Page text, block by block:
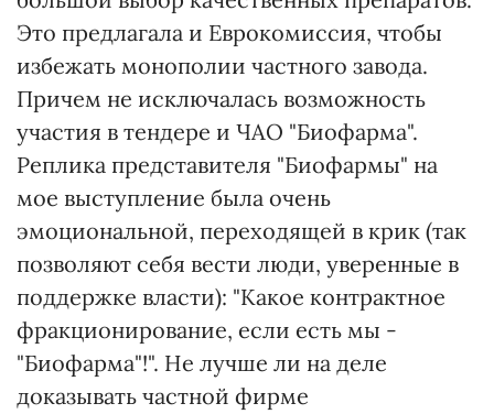
Это предлагала и Еврокомиссия, чтобы
избежать монополии частного завода.
Причем не исключалась возможность
участия в тендере и ЧАО "Биофарма".
Реплика представителя "Биофармы" на
мое выступление была очень
эмоциональной, переходящей в крик (так
позволяют себя вести люди, уверенные в
поддержке власти): "Какое контрактное
фракционирование, если есть мы -
"Биофарма"!". Не лучше ли на деле
доказывать частной фирме